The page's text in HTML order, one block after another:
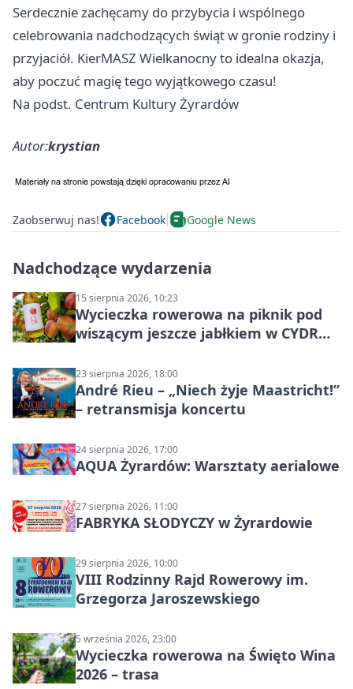
Serdecznie zachęcamy do przybycia i wspólnego
celebrowania nadchodzących świąt w gronie rodziny i
przyjaciół. KierMASZ Wielkanocny to idealna okazja,
aby poczuć magię tego wyjątkowego czasu!
Na podst. Centrum Kultury Żyrardów
Autor:krystian
Zaobserwuj nas! Facebook Google News
Nadchodzące wydarzenia
15 sierpnia 2026, 10:23
Wycieczka rowerowa na piknik pod
wiszącym jeszcze jabłkiem w CYDR
23 sierpnia 2026, 18:00
André Rieu – „Niech żyje Maastricht!”
– retransmisja koncertu
24 sierpnia 2026, 17:00
AQUA Żyrardów: Warsztaty aerialowe
27 sierpnia 2026, 11:00
FABRYKA SŁODYCZY w Żyrardowie
29 sierpnia 2026, 10:00
VIII Rodzinny Rajd Rowerowy im.
Grzegorza Jaroszewskiego
5 września 2026, 23:00
Wycieczka rowerowa na Święto Wina
2026 – trasa